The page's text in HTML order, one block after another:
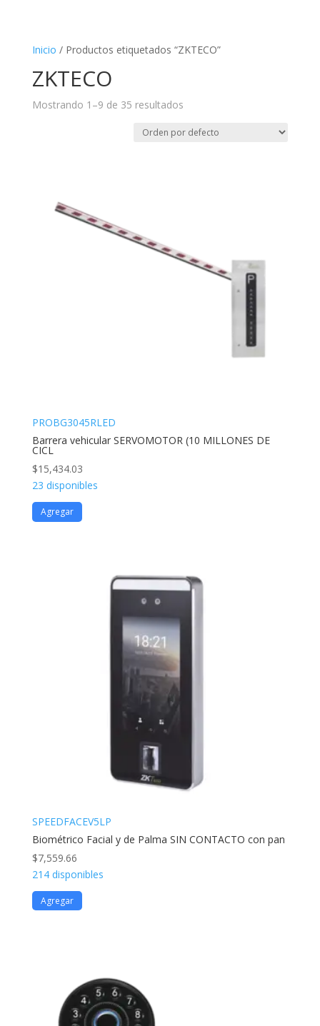
Inicio / Productos etiquetados “ZKTECO”
ZKTECO
Mostrando 1–9 de 35 resultados
PROBG3045RLED
Barrera vehicular SERVOMOTOR (10 MILLONES DE
CICL
$15,434.03
23 disponibles
Agregar
SPEEDFACEV5LP
Biométrico Facial y de Palma SIN CONTACTO con pan
$7,559.66
214 disponibles
Agregar